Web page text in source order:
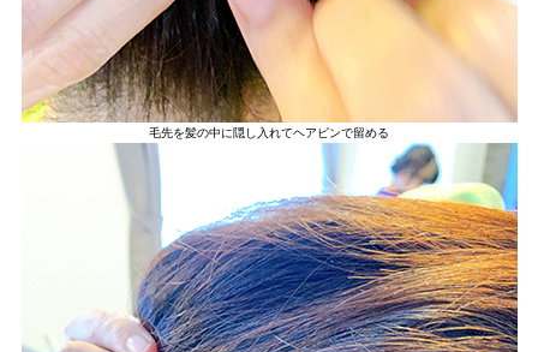
毛先を髪の中に隠し入れてヘアピンで留める